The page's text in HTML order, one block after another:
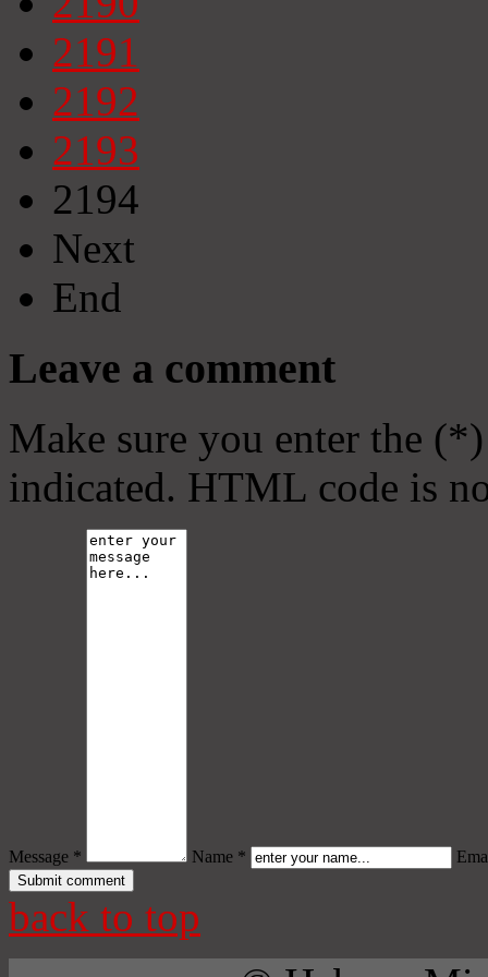
2191
2192
2193
2194
Next
End
Leave a comment
Make sure you enter the
indicated. HTML code is
Message * Name *
back to top